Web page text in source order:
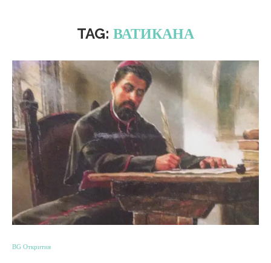
TAG: ВАТИКАНА
BG Открития